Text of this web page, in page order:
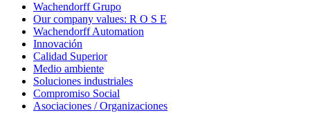
Wachendorff Grupo
Our company values: R O S E
Wachendorff Automation
Innovación
Calidad Superior
Medio ambiente
Soluciones industriales
Compromiso Social
Asociaciones / Organizaciones